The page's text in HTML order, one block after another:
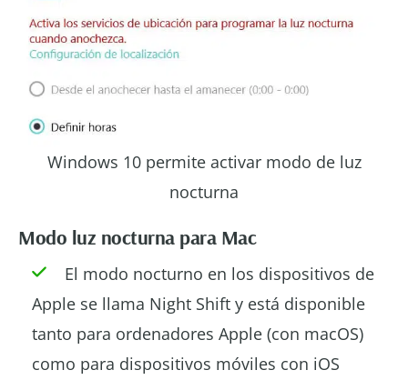
Windows 10 permite activar modo de luz
nocturna
Modo luz nocturna para Mac
El modo nocturno en los dispositivos de
Apple se llama Night Shift y está disponible
tanto para ordenadores Apple (con macOS)
como para dispositivos móviles con iOS